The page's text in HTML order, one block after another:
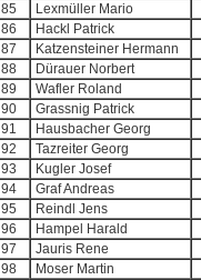
85
Lexmüller Mario
86
Hackl Patrick
87
Katzensteiner Hermann
88
Dürauer Norbert
89
Wafler Roland
90
Grassnig Patrick
91
Hausbacher Georg
92
Tazreiter Georg
93
Kugler Josef
94
Graf Andreas
95
Reindl Jens
96
Hampel Harald
97
Jauris Rene
98
Moser Martin